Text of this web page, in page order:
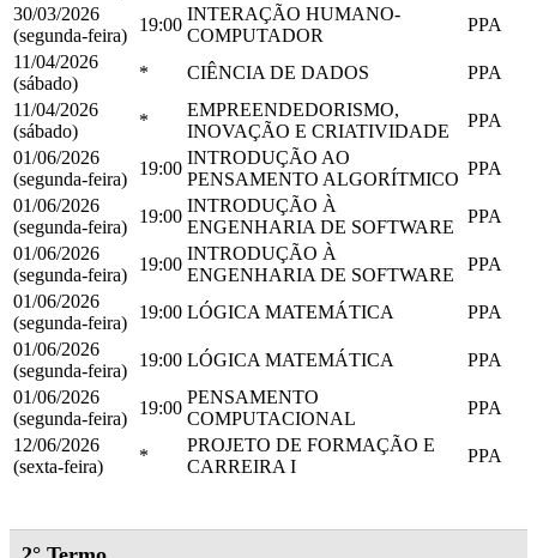
30/03/2026
(segunda-feira)
19:00
INTERAÇÃO HUMANO-
COMPUTADOR
PPA
11/04/2026
(sábado)
* CIÊNCIA DE DADOS
PPA
11/04/2026
(sábado)
*
EMPREENDEDORISMO,
INOVAÇÃO E CRIATIVIDADE
PPA
01/06/2026
(segunda-feira)
19:00
INTRODUÇÃO AO
PENSAMENTO ALGORÍTMICO
PPA
01/06/2026
(segunda-feira)
19:00
INTRODUÇÃO À
ENGENHARIA DE SOFTWARE
PPA
01/06/2026
(segunda-feira)
19:00
INTRODUÇÃO À
ENGENHARIA DE SOFTWARE
PPA
01/06/2026
(segunda-feira)
19:00 LÓGICA MATEMÁTICA
PPA
01/06/2026
(segunda-feira)
19:00 LÓGICA MATEMÁTICA
PPA
01/06/2026
(segunda-feira)
19:00
PENSAMENTO
COMPUTACIONAL
PPA
12/06/2026
(sexta-feira)
*
PROJETO DE FORMAÇÃO E
CARREIRA I
PPA